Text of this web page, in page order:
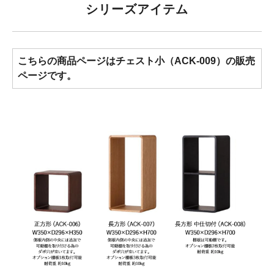
シリーズアイテム
こちらの商品ページはチェスト小（ACK-009）の販売
ページです。